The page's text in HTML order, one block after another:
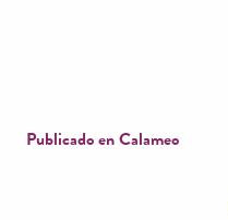
Publicado en Calameo